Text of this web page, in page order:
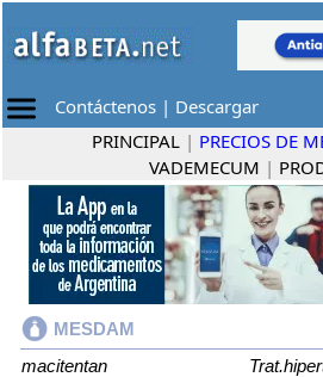
Contáctenos | Descargar
PRINCIPAL | PRECIOS DE
VADEMECUM |
MESDAM
macitentan